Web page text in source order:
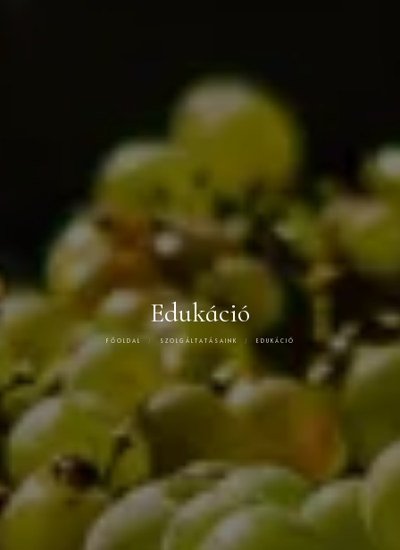
Edukáció
FŐOLDAL SZOLGÁLTATÁSAINK EDUKÁCIÓ